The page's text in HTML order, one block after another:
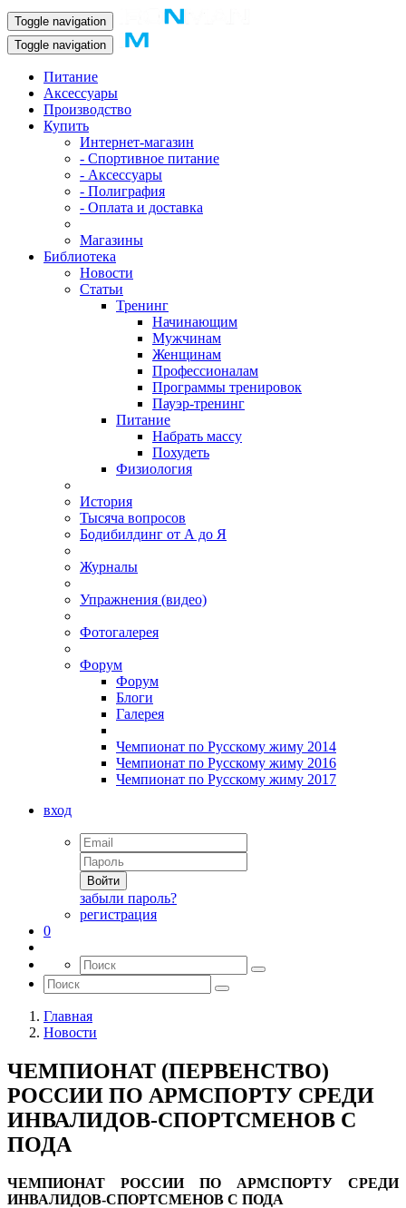
Toggle navigation
Toggle navigation
Питание
Аксессуары
Производство
Купить
Интернет-магазин
- Спортивное питание
- Аксессуары
- Полиграфия
- Оплата и доставка
Магазины
Библиотека
Новости
Статьи
Тренинг
Начинающим
Мужчинам
Женщинам
Профессионалам
Программы тренировок
Пауэр-тренинг
Питание
Набрать массу
Похудеть
Физиология
История
Тысяча вопросов
Бодибилдинг от А до Я
Журналы
Упражнения (видео)
Фотогалерея
Форум
Форум
Блоги
Галерея
Чемпионат по Русскому жиму 2014
Чемпионат по Русскому жиму 2016
Чемпионат по Русскому жиму 2017
вход
Войти
забыли пароль?
регистрация
0
Главная
Новости
ЧЕМПИОНАТ (ПЕРВЕНСТВО)
РОССИИ ПО АРМСПОРТУ СРЕДИ
ИНВАЛИДОВ-СПОРТСМЕНОВ С
ПОДА
ЧЕМПИОНАТ РОССИИ ПО АРМСПОРТУ СРЕДИ
ИНВАЛИДОВ-СПОРТСМЕНОВ С ПОДА